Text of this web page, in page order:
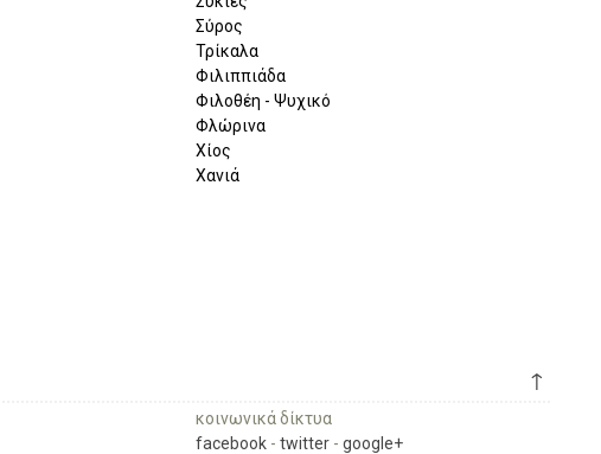
Σύρος
Τρίκαλα
Φιλιππιάδα
Φιλοθέη - Ψυχικό
Φλώρινα
Χίος
Χανιά
↑
κοινωνικά δίκτυα
facebook - twitter - google+